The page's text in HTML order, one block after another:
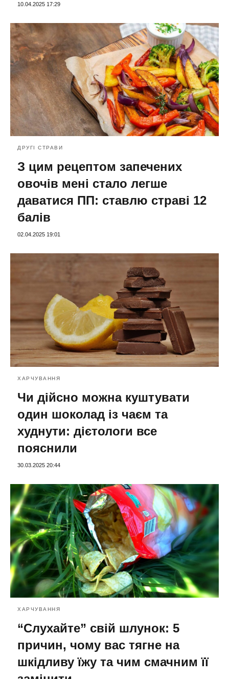
10.04.2025 17:29
ДРУГІ СТРАВИ
З цим рецептом запечених
овочів мені стало легше
даватися ПП: ставлю страві 12
балів
02.04.2025 19:01
ХАРЧУВАННЯ
Чи дійсно можна куштувати
один шоколад із чаєм та
худнути: дієтологи все
пояснили
30.03.2025 20:44
ХАРЧУВАННЯ
“Слухайте” свій шлунок: 5
причин, чому вас тягне на
шкідливу їжу та чим смачним її